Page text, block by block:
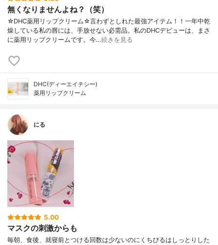
無くなりませんよね？（笑）
☆DHC薬用リップクリーム☆言わずとしれた最強アイテム！！一年中乾
燥している私の唇には、手放せない必需品。私のDHCデビューは、まさ
に薬用リップクリームです。今…続きを見る
DHC(ディーエイチシー)
薬用リップクリーム
にる
5.00
マスクの刺激からも
毎朝、食後、就寝前とつける回数は少ないのにくちびるはしっとりした